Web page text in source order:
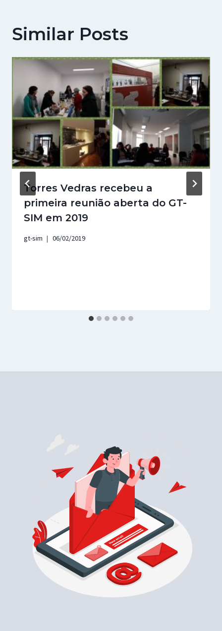
Similar Posts
Torres Vedras recebeu a
primeira reunião aberta do GT-
SIM em 2019
gt-sim 06/02/2019